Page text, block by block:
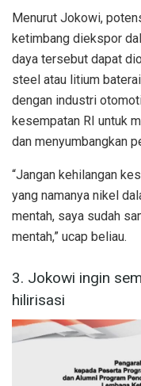
Menurut Jokowi,
ketimbang diekspor
daya tersebut dapat
steel atau litium
dengan industri
kesempatan RI untuk
dan menyumbangkan
“Jangan kehilangan
yang namanya nikel
mentah, saya sudah
mentah,” ucap beliau.
3. Jokowi ingin
hilirisasi